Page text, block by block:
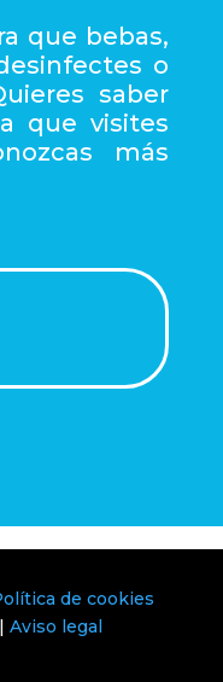
que bebas,
o
saber
que visites
más
de cookies
Aviso legal